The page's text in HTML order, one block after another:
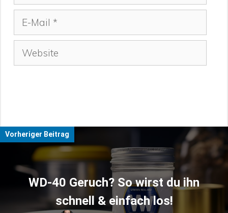
Vorheriger Beitrag
WD-40 Geruch? So wirst du ihn
schnell & einfach los!